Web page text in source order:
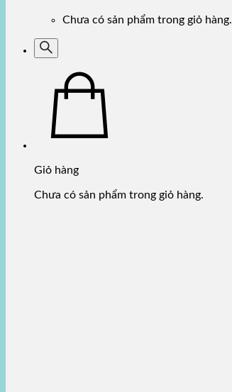
Chưa có sản phẩm trong giỏ hàng.
Giỏ hàng
Chưa có sản phẩm trong giỏ hàng.